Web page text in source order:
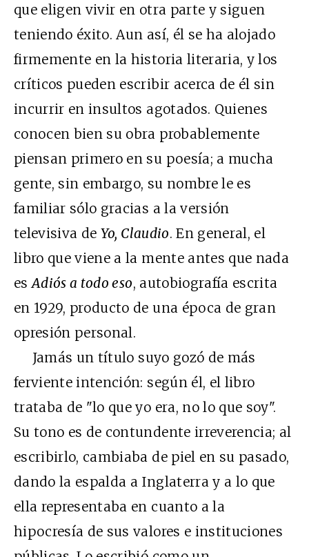
que eligen vivir en otra parte y siguen
teniendo éxito. Aun así, él se ha alojado
firmemente en la historia literaria, y los
críticos pueden escribir acerca de él sin
incurrir en insultos agotados. Quienes
conocen bien su obra probablemente
piensan primero en su poesía; a mucha
gente, sin embargo, su nombre le es
familiar sólo gracias a la versión
televisiva de Yo, Claudio. En general, el
libro que viene a la mente antes que nada
esAdiós a todo eso, autobiografía escrita
en 1929, producto de una época de gran
opresión personal.
Jamás un título suyo gozó de más
ferviente intención: según él, el libro
trataba de "lo que yo era, no lo que soy".
Su tono es de contundente irreverencia; al
escribirlo, cambiaba de piel en su pasado,
dando la espalda a Inglaterra y a lo que
ella representaba en cuanto a la
hipocresía de sus valores e instituciones